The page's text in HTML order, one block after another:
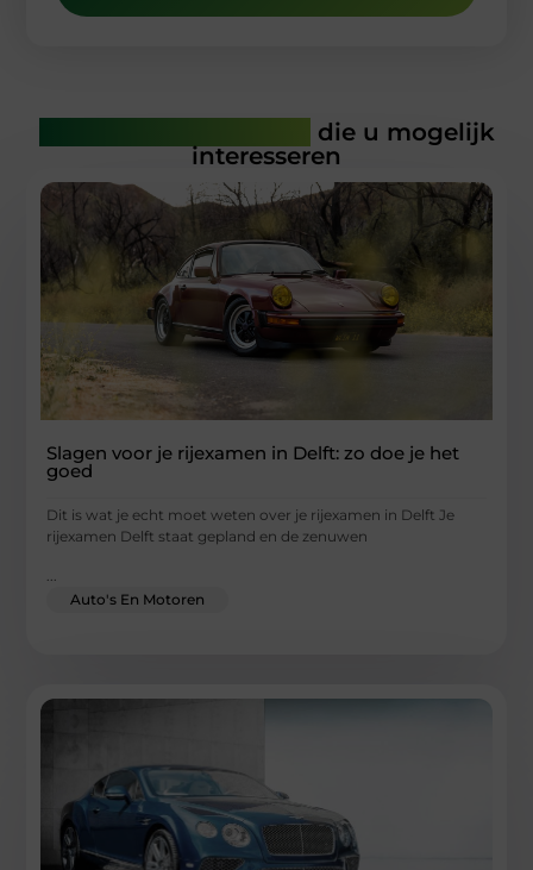
die u mogelijk
interesseren
Slagen voor je rijexamen in Delft: zo doe je het
goed
Dit is wat je echt moet weten over je rijexamen in Delft Je
rijexamen Delft staat gepland en de zenuwen
Auto's En Motoren